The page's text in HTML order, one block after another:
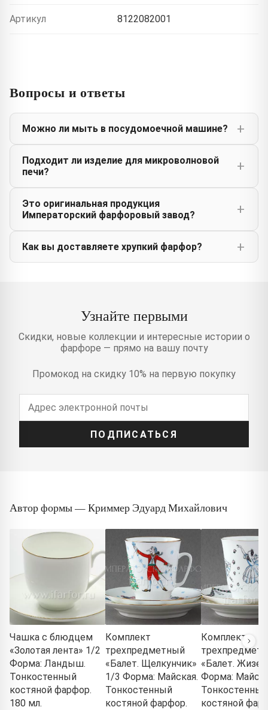
Артикул 8122082001
Вопросы и ответы
Можно ли мыть в посудомоечной машине?
Подходит ли изделие для микроволновой
печи?
Это оригинальная продукция
Императорский фарфоровый завод?
Как вы доставляете хрупкий фарфор?
Узнайте первыми
Скидки, новые коллекции и интересные истории о
фарфоре — прямо на вашу почту
Промокод на скидку 10% на первую покупку
ПОДПИСАТЬСЯ
Автор формы — Криммер Эдуард Михайлович
Чашка с блюдцем
«Золотая лента» 1/2
Форма: Ландыш.
Тонкостенный
костяной фарфор.
180 мл.
Комплект
трехпредметный
«Балет. Щелкунчик»
1/3 Форма: Майская.
Тонкостенный
костяной фарфор.
Комплект
«Балет.
Форма:
Тонкостенный
костяной